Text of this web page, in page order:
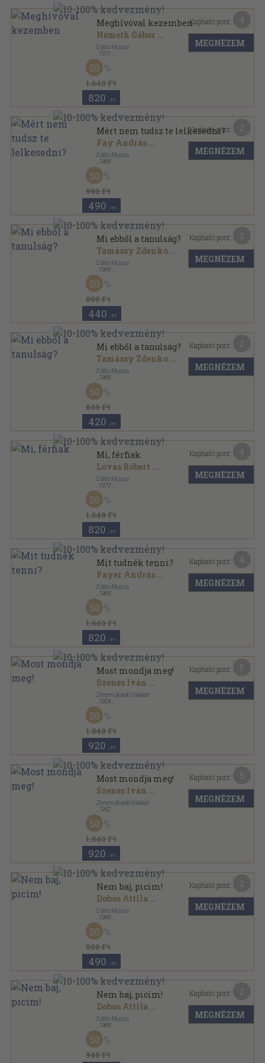
Meghívóval kezemben
Németh Gábor ...
Editio Musica
1971
Papír
1.640 Ft
50
820 ,-Ft
Kapható pont:
MEGNÉZEM
Mért nem tudsz te lelkesedni?
Fáy András ...
Editio Musica
1968
Papír
980 Ft
50
490 ,-Ft
Kapható pont:
MEGNÉZEM
Mi ebből a tanulság?
Tamássy Zdenko ...
Editio Musica
1969
Papír
880 Ft
50
440 ,-Ft
Kapható pont:
MEGNÉZEM
Mi ebből a tanulság?
Tamássy Zdenko ...
Editio Musica
1969
Papír
840 Ft
50
420 ,-Ft
Kapható pont:
MEGNÉZEM
Mi, férfiak
Lovas Róbert ...
Editio Musica
1970
Papír
1.640 Ft
50
820 ,-Ft
Kapható pont:
MEGNÉZEM
Mit tudnék tenni?
Payer András ...
Editio Musica
1969
Papír
1.640 Ft
50
820 ,-Ft
Kapható pont:
MEGNÉZEM
Most mondja meg!
Szenes Iván ...
Zeneműkiadó Vállalat
1954
Papír
1.840 Ft
50
920 ,-Ft
Kapható pont:
MEGNÉZEM
Most mondja meg!
Szenes Iván ...
Zeneműkiadó Vállalat
1952
Papír
1.840 Ft
50
920 ,-Ft
Kapható pont:
MEGNÉZEM
Nem baj, picim!
Dobos Attila ...
Editio Musica
1969
Papír
980 Ft
50
490 ,-Ft
Kapható pont:
MEGNÉZEM
Nem baj, picim!
Dobos Attila ...
Editio Musica
1969
Papír
940 Ft
50
Kapható pont:
MEGNÉZEM